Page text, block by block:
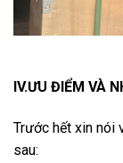
IV.ƯU ĐIỂM VÀ
Trước hết xin nói
sau: